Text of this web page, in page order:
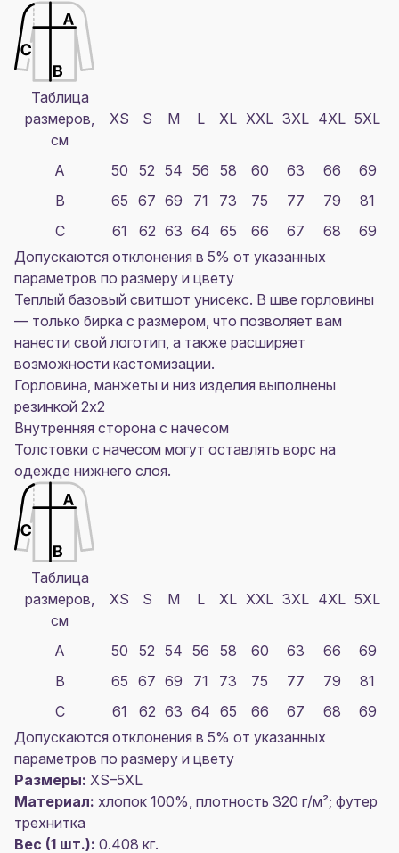
Таблица
размеров,
см
XS S M L XL XXL 3XL 4XL 5XL
A 50 52 54 56 58 60 63 66
69
B
65 67 69 71 73 75 77 79
81
C
61 62 63 64 65 66 67 68
69
Допускаются отклонения в 5% от указанных
параметров по размеру и цвету
Теплый базовый свитшот унисекс. В шве горловины
— только бирка с размером, что позволяет вам
нанести свой логотип, а также расширяет
возможности кастомизации.
Горловина, манжеты и низ изделия выполнены
резинкой 2х2
Внутренняя сторона с начесом
Толстовки с начесом могут оставлять ворс на
одежде нижнего слоя.
Таблица
размеров,
см
XS S M L XL XXL 3XL 4XL 5XL
A 50 52 54 56 58 60 63 66
69
B
65 67 69 71 73 75 77 79
81
C
61 62 63 64 65 66 67 68
69
Допускаются отклонения в 5% от указанных
параметров по размеру и цвету
Размеры: XS–5XL
Материал: хлопок 100%, плотность 320 г/м²; футер
трехнитка
Вес (1 шт.): 0.408 кг.